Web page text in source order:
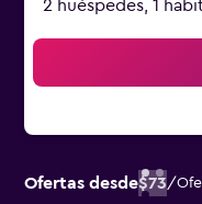
2 huéspedes, 1
Ofertas desde$73/